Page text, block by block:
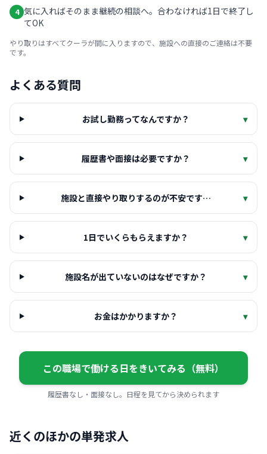
4 気に入ればそのまま継続の相談へ。合わなければ1日で終了し
てOK
やり取りはすべてクーラが間に入りますので、施設への直接のご連絡は不要
です。
よくある質問
お試し勤務ってなんですか？ ▾
履歴書や面接は必要ですか？ ▾
施設と直接やり取りするのが不安です… ▾
1日でいくらもらえますか？ ▾
施設名が出ていないのはなぜですか？ ▾
お金はかかりますか？ ▾
この職場で働ける日をきいてみる（無料）
履歴書なし・面接なし。日程を見てから決められます
近くのほかの単発求人